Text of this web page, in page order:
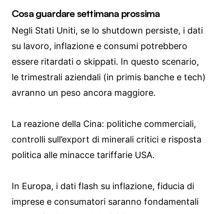
Cosa guardare settimana prossima
Negli Stati Uniti, se lo shutdown persiste, i dati
su lavoro, inflazione e consumi potrebbero
essere ritardati o skippati. In questo scenario,
le trimestrali aziendali (in primis banche e tech)
avranno un peso ancora maggiore.
La reazione della Cina: politiche commerciali,
controlli sull’export di minerali critici e risposta
politica alle minacce tariffarie USA.
In Europa, i dati flash su inflazione, fiducia di
imprese e consumatori saranno fondamentali